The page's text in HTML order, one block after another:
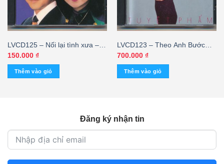
LVCD125 – Nối lại tình xưa –
Hương Lan – Thái Châu – Chế
Linh
150.000 ₫
Thêm vào giỏ
LVCD123 – Theo Anh Bước
Xuống Cơn Đau – Ý Lan
(Prodisc) KGHD
700.000 ₫
Thêm vào giỏ
Đăng ký nhận tin